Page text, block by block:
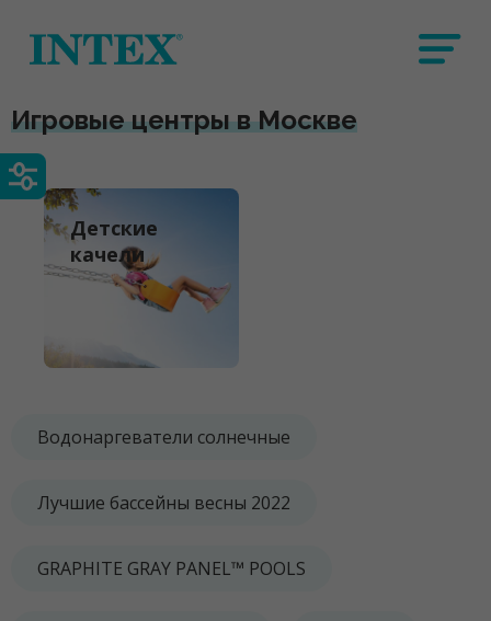
Игровые центры в Москве
Детские
качели
Водонаргеватели солнечные
Лучшие бассейны весны 2022
GRAPHITE GRAY PANEL™ POOLS